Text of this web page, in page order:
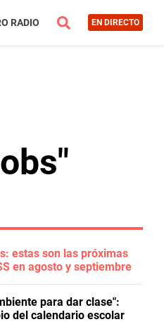
RADIO EN DIRECTO
estas son las próximas
en agosto y septiembre
para dar clase":
del calendario escolar